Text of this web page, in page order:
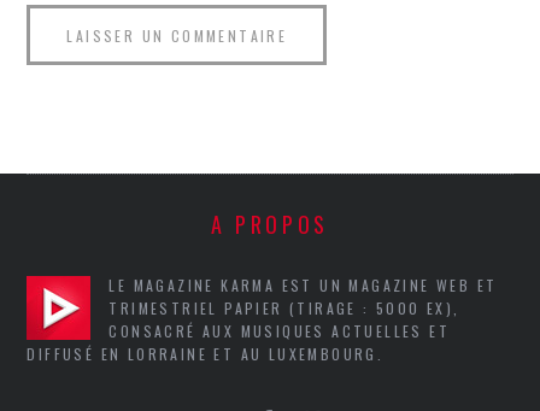
A PROPOS
LE MAGAZINE KARMA EST UN MAGAZINE WEB ET
TRIMESTRIEL PAPIER (TIRAGE : 5000 EX),
CONSACRÉ AUX MUSIQUES ACTUELLES ET
DIFFUSÉ EN LORRAINE ET AU LUXEMBOURG.